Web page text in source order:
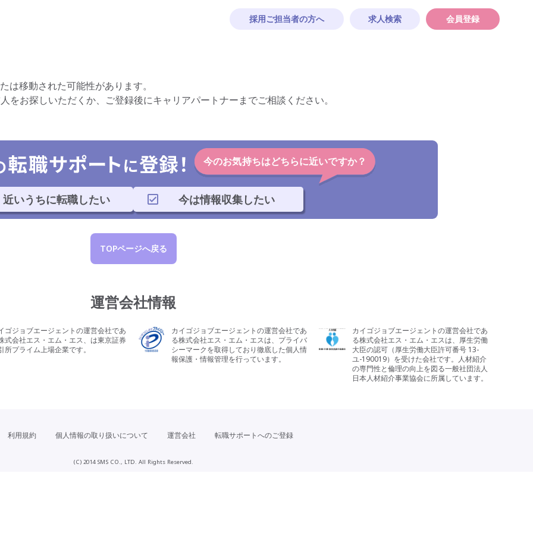
採用ご担当者の方へ 求人検索 会員登録
は移動された可能性があります。
をお探しいただくか、ご登録後にキャリアパートナーまでご相談ください。
今のお気持ちはどちらに近いですか？
近いうちに転職したい 今は情報収集したい
TOPページへ戻る
運営会社情報
ゴジョブエージェントの運営会社であ
式会社エス・エム・エス、は東京証券
所プライム上場企業です。
カイゴジョブエージェントの運営会社であ
る株式会社エス・エム・エスは、プライバ
シーマークを取得しており徹底した個人情
報保護・情報管理を行っています。
カイゴジョブエージェントの運営会社であ
る株式会社エス・エム・エスは、厚生労働
大臣の認可（厚生労働大臣許可番号 13-
ユ-190019）を受けた会社です。人材紹介
の専門性と倫理の向上を図る一般社団法人
日本人材紹介事業協会に所属しています。
利用規約 個人情報の取り扱いについて 運営会社 転職サポートへのご登録
(C) 2014 SMS CO., LTD. All Rights Reserved.